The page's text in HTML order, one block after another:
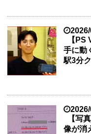
【
手に動
駅3分
【写
像が消